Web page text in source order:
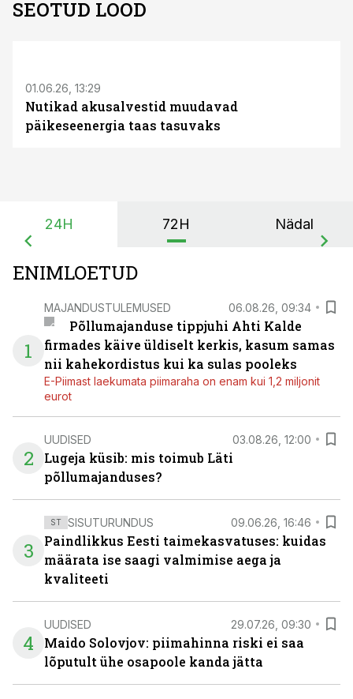
SEOTUD LOOD
01.06.26, 13:29
Nutikad akusalvestid muudavad
päikeseenergia taas tasuvaks
24H 72H Nädal
ENIMLOETUD
1
MAJANDUSTULEMUSED 06.08.26, 09:34
Põllumajanduse tippjuhi Ahti Kalde
firmades käive üldiselt kerkis, kasum samas
nii kahekordistus kui ka sulas pooleks
E-Piimast laekumata piimaraha on enam kui 1,2 miljonit
eurot
2
UUDISED 03.08.26, 12:00
Lugeja küsib: mis toimub Läti
põllumajanduses?
3
ST SISUTURUNDUS 09.06.26, 16:46
Paindlikkus Eesti taimekasvatuses: kuidas
määrata ise saagi valmimise aega ja
kvaliteeti
4
UUDISED 29.07.26, 09:30
Maido Solovjov: piimahinna riski ei saa
lõputult ühe osapoole kanda jätta